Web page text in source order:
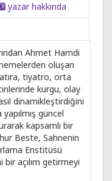
yazar hakkında
Ahmet Hamdi
oluşan
tiyatro, orta
kurgu, olay
dinamikleştirdiğini
güncel
kapsamlı bir
Beste, Sahnenin
Enstitüsü
bir açılım getirmeyi